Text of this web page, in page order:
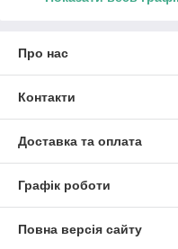
Про нас
Контакти
Доставка та оплата
Графік роботи
Повна версія сайту